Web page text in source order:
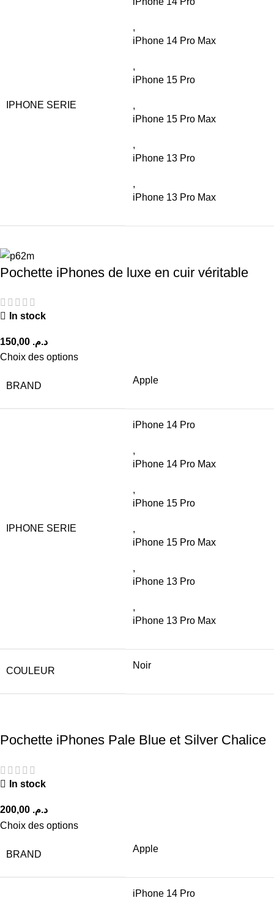
IPHONE SERIE
,
iPhone 14 Pro Max
,
iPhone 15 Pro
,
iPhone 15 Pro Max
,
iPhone 13 Pro
,
iPhone 13 Pro Max
Pochette iPhones de luxe en cuir véritable
In stock
د.م.
Choix des options
BRAND
Apple
IPHONE SERIE
iPhone 14 Pro
,
iPhone 14 Pro Max
,
iPhone 15 Pro
,
iPhone 15 Pro Max
,
iPhone 13 Pro
,
iPhone 13 Pro Max
COULEUR
Noir
Pochette iPhones Pale Blue et Silver Chalice
In stock
د.م.
Choix des options
BRAND
Apple
iPhone 14 Pro